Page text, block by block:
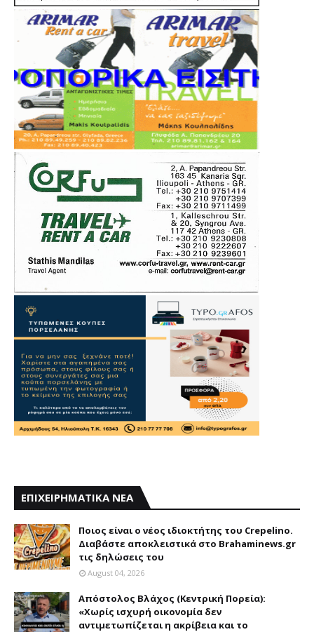
ΕΠΙΧΕΙΡΗΜΑΤΙΚΑ ΝΕΑ
Ποιος είναι ο νέος ιδιοκτήτης του Crepelino.
Διαβάστε αποκλειστικά στο Brahaminews.gr
τις δηλώσεις του
August 04, 2026
Απόστολος Βλάχος (Κεντρική Πορεία):
«Χωρίς ισχυρή οικονομία δεν
αντιμετωπίζεται η ακρίβεια και το